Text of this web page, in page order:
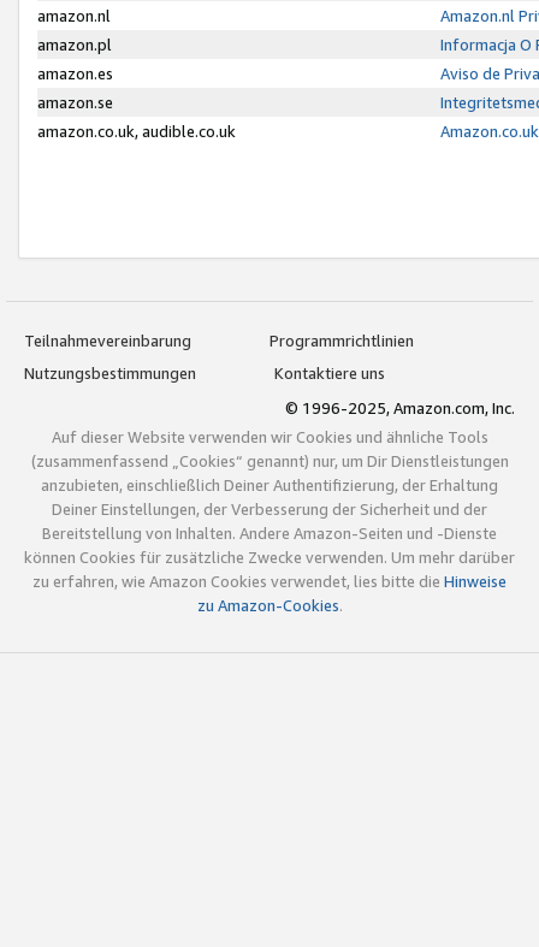
amazon.nl
Amazon.nl
amazon.pl
Informacja O
amazon.es
Aviso de
amazon.se
amazon.co.uk, audible.co.uk
Teilnahmevereinbarung
Programmrichtlinien
Nutzungsbestimmungen
Kontaktiere uns
© 1996-2025, Amazon.com, Inc.
Auf dieser Website verwenden wir Cookies und ähnliche Tools
(zusammenfassend „Cookies“ genannt) nur, um Dir Dienstleistungen
anzubieten, einschließlich Deiner Authentifizierung, der Erhaltung
Deiner Einstellungen, der Verbesserung der Sicherheit und der
Bereitstellung von Inhalten. Andere Amazon-Seiten und -Dienste
können Cookies für zusätzliche Zwecke verwenden. Um mehr darüber
zu erfahren, wie Amazon Cookies verwendet, lies bitte die Hinweise
zu Amazon-Cookies.